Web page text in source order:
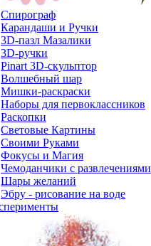
Спирограф
Карандаши и Ручки
3D-пазл Мазалики
3D-ручки
Pinart 3D-скульптор
Волшебный шар
Мишки-раскраски
Наборы для первоклассников
Раскопки
Световые Картины
Своими Руками
Фокусы и Магия
Чемоданчики с развлечениями
Шары желаний
Эбру - рисование на воде